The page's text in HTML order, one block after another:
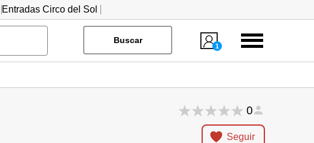
Entradas Circo del Sol
Buscar
1
Menú
0
Seguir